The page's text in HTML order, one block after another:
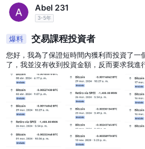
Abel 231
3-5年
爆料 交易課程投資者
您好，我為了保證短時間內獲利而投資了一
了，我並沒有收到投資金額，反而要求我進